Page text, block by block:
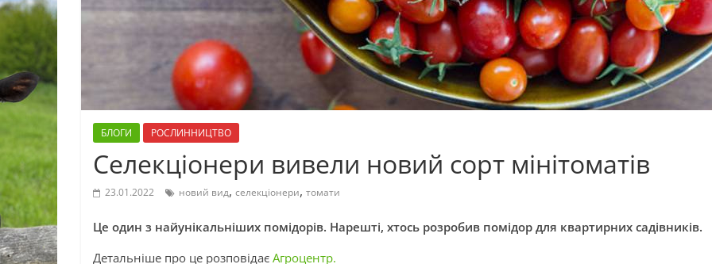
БЛОГИ РОСЛИННИЦТВО
Селекціонери вивели новий сорт мінітоматів
23.01.2022 новий вид, селекціонери, томати
Це один з найунікальніших помідорів. Нарешті, хтось розробив помідор для квартирних садівників.
Детальніше про це розповідає Агроцентр.